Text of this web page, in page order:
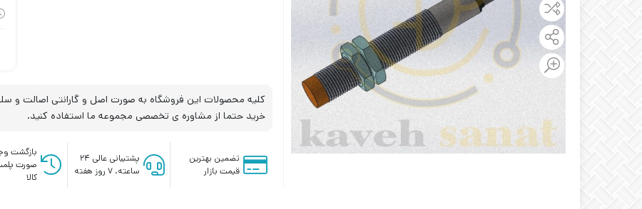
کلیه محصولات این فروشگاه به صورت اصل و گارانتی اصالت و
خرید حتما از مشاوره ی تخصصی مجموعه ما استفاده کنید.
تضمین بهترین
قیمت بازار
پشتیبانی عالی ۲۴
ساعته، ۷ روز هفته
بازگشت
صورت
کالا